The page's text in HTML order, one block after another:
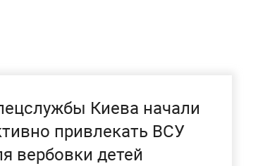
Киева начали
привлекать ВСУ
вербовки детей